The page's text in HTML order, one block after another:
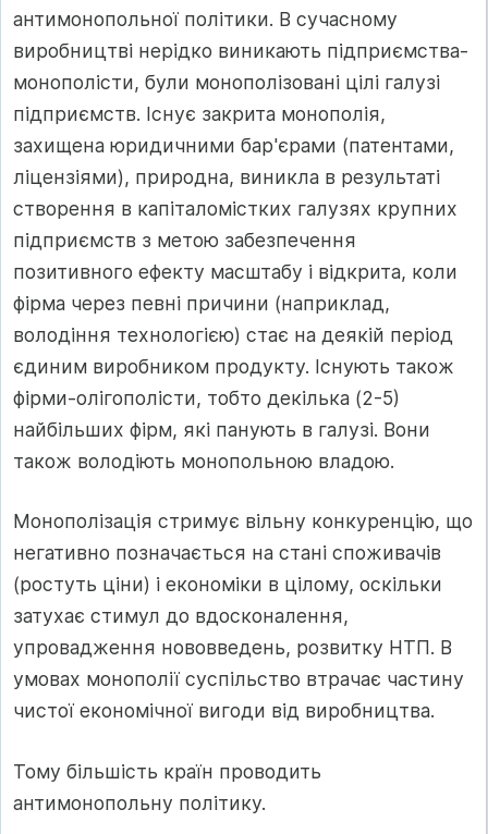
антимонопольної політики. В сучасному
виробництві нерідко виникають підприємства-
монополісти, були монополізовані цілі галузі
підприємств. Існує закрита монополія,
захищена юридичними бар'єрами (патентами,
ліцензіями), природна, виникла в результаті
створення в капіталомістких галузях крупних
підприємств з метою забезпечення
позитивного ефекту масштабу і відкрита, коли
фірма через певні причини (наприклад,
володіння технологією) стає на деякій період
єдиним виробником продукту. Існують також
фірми-олігополісти, тобто декілька (2-5)
найбільших фірм, які панують в галузі. Вони
також володіють монопольною владою.
Монополізація стримує вільну конкуренцію, що
негативно позначається на стані споживачів
(ростуть ціни) і економіки в цілому, оскільки
затухає стимул до вдосконалення,
упровадження нововведень, розвитку НТП. В
умовах монополії суспільство втрачає частину
чистої економічної вигоди від виробництва.
Тому більшість країн проводить
антимонопольну політику.